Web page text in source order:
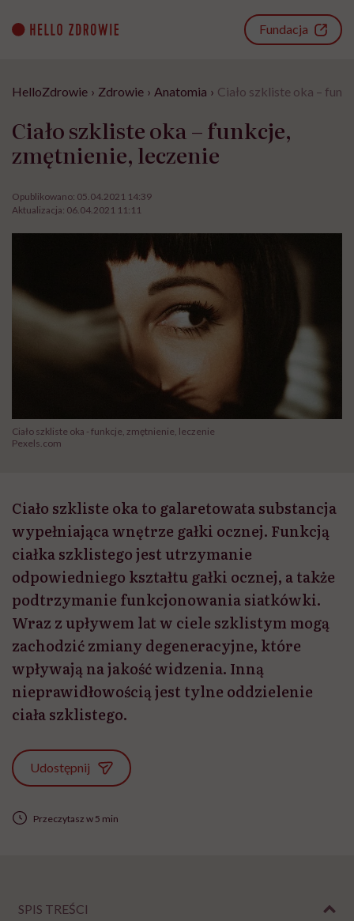
content
Fundacja
HelloZdrowie › Zdrowie › Anatomia › Ciało szkliste oka –
Ciało szkliste oka – funkcje,
zmętnienie, leczenie
Opublikowano: 05.04.2021 14:39
Aktualizacja: 06.04.2021 11:11
Ciało szkliste oka - funkcje, zmętnienie, leczenie
Pexels.com
Ciało szkliste oka to galaretowata substancja
wypełniająca wnętrze gałki ocznej. Funkcją
ciałka szklistego jest utrzymanie
odpowiedniego kształtu gałki ocznej, a także
podtrzymanie funkcjonowania siatkówki.
Wraz z upływem lat w ciele szklistym mogą
zachodzić zmiany degeneracyjne, które
wpływają na jakość widzenia. Inną
nieprawidłowością jest tylne oddzielenie
ciała szklistego.
Udostępnij
Przeczytasz w 5 min
SPIS TREŚCI